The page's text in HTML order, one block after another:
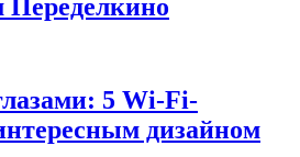
Переделкино
5 Wi-Fi-
дизайном